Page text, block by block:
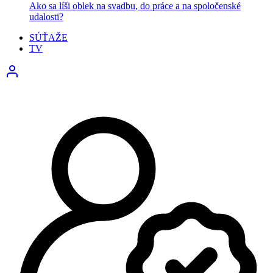
Ako sa líši oblek na svadbu, do práce a na spoločenské
udalosti?
SÚŤAŽE
TV